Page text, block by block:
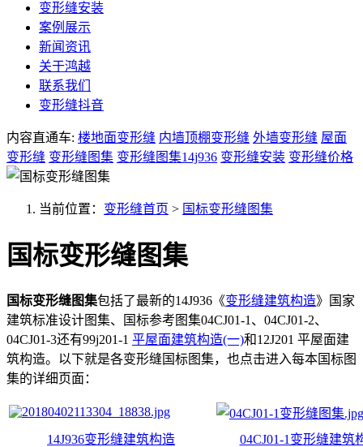
变形缝安装
案例展示
新闻资讯
关于鸿越
联系我们
变形缝抖音
内容直通车: 楼地面变形缝 内墙顶棚变形缝 外墙变形缝 屋面
变形缝 变形缝图集 变形缝图集14j936 变形缝安装 变形缝价格
当前位置： 变形缝首页 > 国标变形缝图集
国标变形缝图集
国标变形缝图集包括了最新的14J936《变形缝建筑构造》国家
建筑标准设计图集、国标参考图集04CJ01-1、04CJ01-2、
04CJ01-3还有99j201-1 平屋面建筑构造(一)和12J201 平屋面建
筑构造。以下就是各变形缝国标图集，也点击进入每本国标图
集的详细页面：
14J936变形缝建筑构造 04CJ01-1变形缝建筑